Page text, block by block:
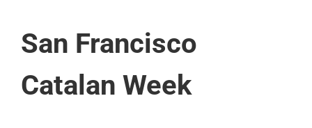
San Francisco
Catalan Week